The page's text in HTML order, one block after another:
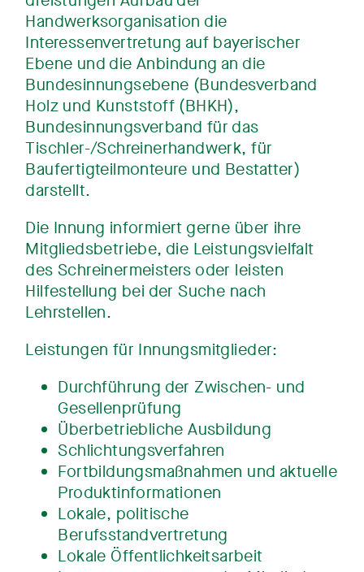
Handwerksorganisation die
Interessenvertretung auf bayerischer
Ebene und die Anbindung an die
Bundesinnungsebene (Bundesverband
Holz und Kunststoff (BHKH),
Bundesinnungsverband für das
Tischler-/Schreinerhandwerk, für
Baufertigteilmonteure und Bestatter)
darstellt.
Die Innung informiert gerne über ihre
Mitgliedsbetriebe, die Leistungsvielfalt
des Schreinermeisters oder leisten
Hilfestellung bei der Suche nach
Lehrstellen.
Leistungen für Innungsmitglieder:
Durchführung der Zwischen- und
Gesellenprüfung
Überbetriebliche Ausbildung
Schlichtungsverfahren
Fortbildungsmaßnahmen und aktuelle
Produktinformationen
Lokale, politische
Berufsstandvertretung
Lokale Öffentlichkeitsarbeit